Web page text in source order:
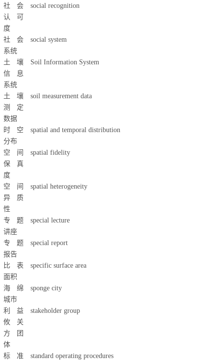
社会
认可
度
social recognition
社会
系统
social system
土壤
信息
系统
Soil Information System
土壤
测定
数据
soil measurement data
时空
分布
spatial and temporal distribution
空间
保真
度
spatial fidelity
空间
异质
性
spatial heterogeneity
专题
讲座
special lecture
专题
报告
special report
比表
面积
specific surface area
海绵
城市
sponge city
利益
攸关
方团
体
stakeholder group
标准 standard operating procedures